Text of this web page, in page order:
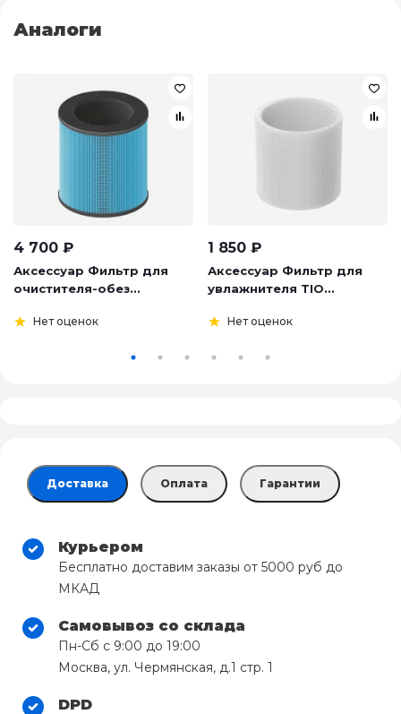
Аналоги
4 700 ₽
Аксессуар Фильтр для
очистителя-обез...
Нет оценок
1 850 ₽
Аксессуар Фильтр для
увлажнителя TIO...
Нет оценок
Доставка Оплата Гарантии
Курьером
Бесплатно доставим заказы от 5000 руб до
МКАД
Самовывоз со склада
Пн-Сб с 9:00 до 19:00
Москва, ул. Чермянская, д.1 стр. 1
DPD